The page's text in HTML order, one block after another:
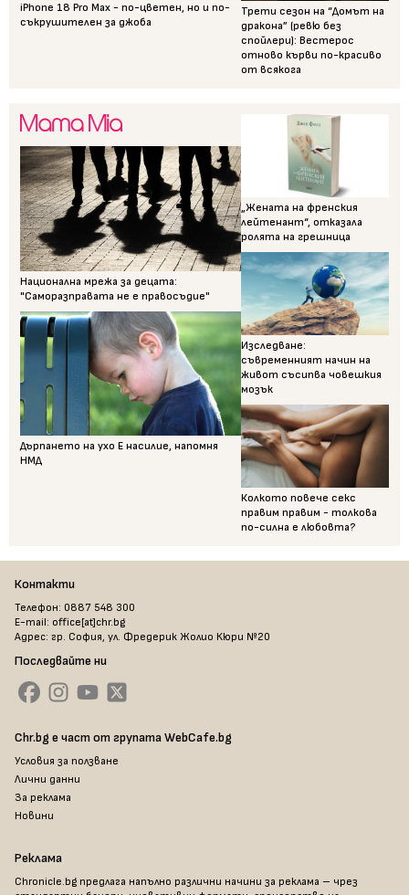
iPhone 18 Pro Max - по-цветен, но и по-
съкрушителен за джоба
Трети сезон на “Домът на
дракона” (ревю без
спойлери): Вестерос
отново кърви по-красиво
от всякога
Национална мрежа за децата:
"Саморазправата не е правосъдие"
Дърпането на ухо Е насилие, напомня
НМД
„Жената на френския
лейтенант“, отказала
ролята на грешница
Изследване:
съвременният начин на
живот съсипва човешкия
мозък
Колкото повече секс
правим правим - толкова
по-силна е любовта?
Контакти
Телефон: 0887 548 300
E-mail: office[at]chr.bg
Адрес: гр. София, ул. Фредерик Жолио Кюри №20
Последвайте ни
Chr.bg е част от групата WebCafe.bg
Условия за ползване
Лични данни
За реклама
Новини
Реклама
Chronicle.bg предлага напълно различни начини за реклама – чрез